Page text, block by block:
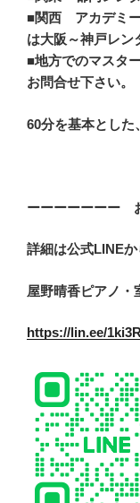
■関西 アカデミー
は大阪～神戸レン
■地方でのマスタ
お問合せ下さい。
60分を基本とした
ーーーーーーー
詳細は公式LINEか
屋野晴香ピアノ・
https://lin.ee/